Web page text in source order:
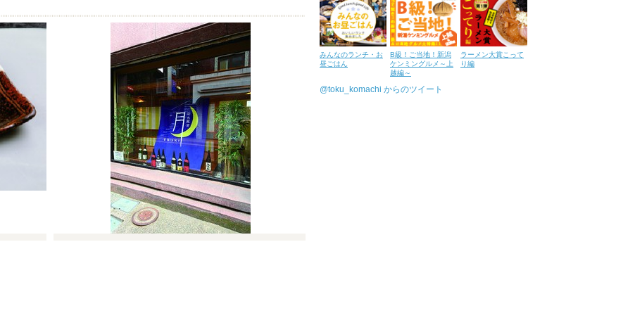
みんなのランチ・お
昼ごはん
B級！ご当地！新潟
ケンミングルメ～上
越編～
ラーメン大賞こって
り編
@toku_komachi からのツイート